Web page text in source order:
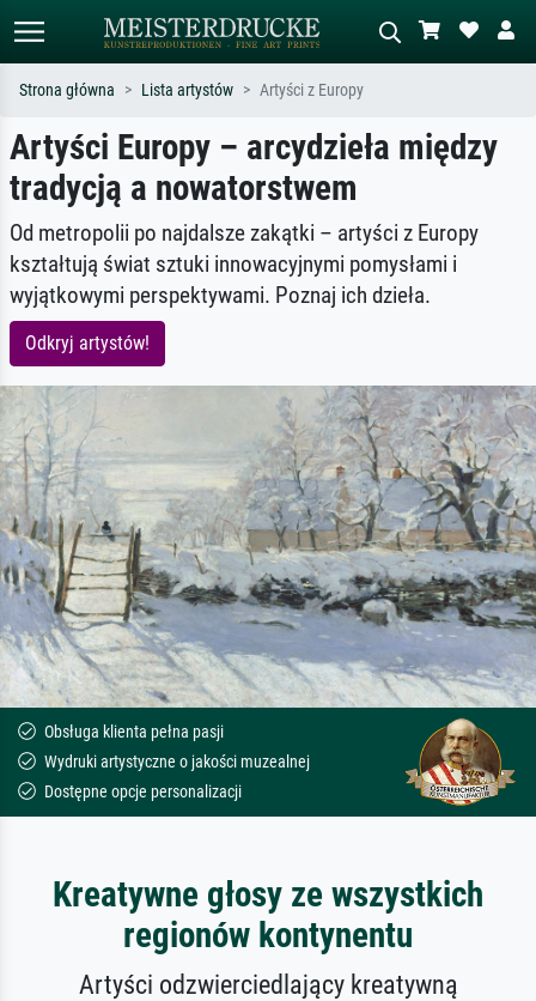
Wyszukiwanie standardowe Wyszukiwanie obrazów AI
Szukaj wg artysty, tytułu lub stylu – np.
Monet, Gwiaździsta noc,
impresjonizm, fala Hokusaia, akt.
Opisz scenę – np. zielona łąka,
abstrakcja z czerwienią, ciemny olej,
stojący akt obok drzewa.
Strona główna Lista artystów Artyści z Europy
Artyści Europy – arcydzieła między
tradycją a nowatorstwem
Od metropolii po najdalsze zakątki – artyści z Europy
kształtują świat sztuki innowacyjnymi pomysłami i
wyjątkowymi perspektywami. Poznaj ich dzieła.
Odkryj artystów!
Obsługa klienta pełna pasji
Wydruki artystyczne o jakości muzealnej
Dostępne opcje personalizacji
Kreatywne głosy ze wszystkich
regionów kontynentu
Artyści odzwierciedlający kreatywną